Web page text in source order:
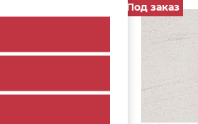
арт. 49010 Под заказ